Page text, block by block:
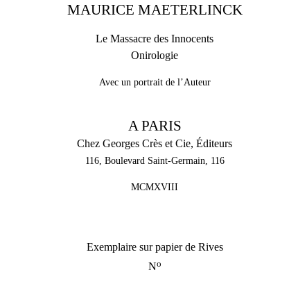
MAURICE MAETERLINCK
Le Massacre des Innocents
Onirologie
Avec un portrait de l’Auteur
A PARIS
Chez Georges Crès et Cie, Éditeurs
116, Boulevard Saint-Germain, 116
MCMXVIII
Exemplaire sur papier de Rives
No